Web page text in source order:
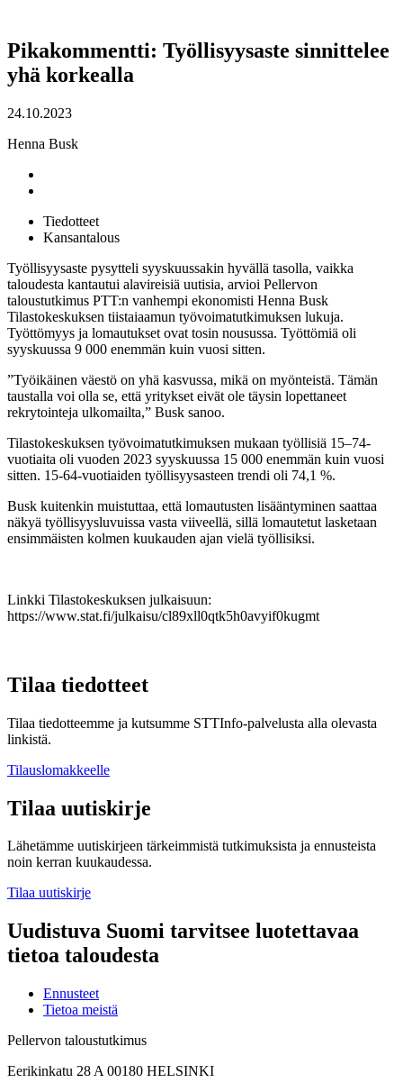
Pikakommentti: Työllisyysaste sinnittelee
yhä korkealla
24.10.2023
Henna Busk
Tiedotteet
Kansantalous
Työllisyysaste pysytteli syyskuussakin hyvällä tasolla, vaikka
taloudesta kantautui alavireisiä uutisia, arvioi Pellervon
taloustutkimus PTT:n vanhempi ekonomisti Henna Busk
Tilastokeskuksen tiistaiaamun työvoimatutkimuksen lukuja.
Työttömyys ja lomautukset ovat tosin nousussa. Työttömiä oli
syyskuussa 9 000 enemmän kuin vuosi sitten.
”Työikäinen väestö on yhä kasvussa, mikä on myönteistä. Tämän
taustalla voi olla se, että yritykset eivät ole täysin lopettaneet
rekrytointeja ulkomailta,” Busk sanoo.
Tilastokeskuksen työvoimatutkimuksen mukaan työllisiä 15–74-
vuotiaita oli vuoden 2023 syyskuussa 15 000 enemmän kuin vuosi
sitten. 15-64-vuotiaiden työllisyysasteen trendi oli 74,1 %.
Busk kuitenkin muistuttaa, että lomautusten lisääntyminen saattaa
näkyä työllisyysluvuissa vasta viiveellä, sillä lomautetut lasketaan
ensimmäisten kolmen kuukauden ajan vielä työllisiksi.
Linkki Tilastokeskuksen julkaisuun:
https://www.stat.fi/julkaisu/cl89xll0qtk5h0avyif0kugmt
Tilaa tiedotteet
Tilaa tiedotteemme ja kutsumme STTInfo-palvelusta alla olevasta
linkistä.
Tilauslomakkeelle
Tilaa uutiskirje
Lähetämme uutiskirjeen tärkeimmistä tutkimuksista ja ennusteista
noin kerran kuukaudessa.
Tilaa uutiskirje
Uudistuva Suomi tarvitsee luotettavaa
tietoa taloudesta
Ennusteet
Tietoa meistä
Pellervon taloustutkimus
Eerikinkatu 28 A 00180 HELSINKI